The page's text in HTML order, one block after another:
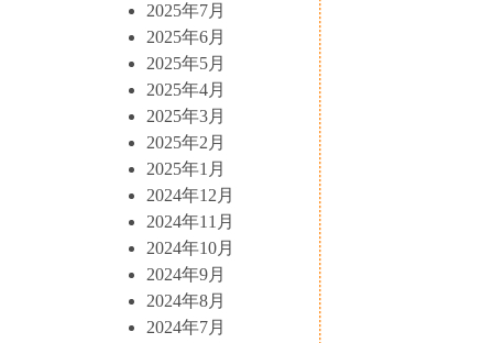
2025年7月
2025年6月
2025年5月
2025年4月
2025年3月
2025年2月
2025年1月
2024年12月
2024年11月
2024年10月
2024年9月
2024年8月
2024年7月